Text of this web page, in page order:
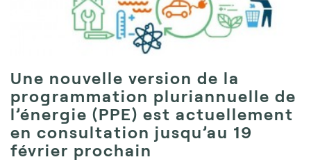
Une nouvelle version de la
programmation pluriannuelle de
l’énergie (PPE) est actuellement
en consultation jusqu’au 19
février prochain